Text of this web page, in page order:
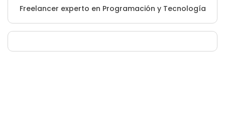
Freelancer experto en Programación y Tecnología